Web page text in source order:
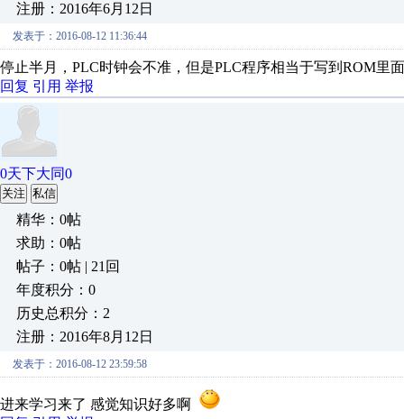
注册：2016年6月12日
发表于：2016-08-12 11:36:44
停止半月，PLC时钟会不准，但是PLC程序相当于写到ROM里
回复 引用 举报
0天下大同0
关注 私信
精华：0帖
求助：0帖
帖子：0帖 | 21回
年度积分：0
历史总积分：2
注册：2016年8月12日
发表于：2016-08-12 23:59:58
进来学习来了 感觉知识好多啊